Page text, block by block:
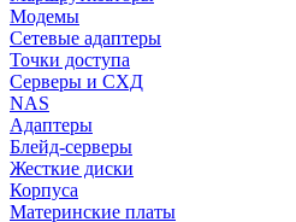
Модемы
Сетевые адаптеры
Точки доступа
Серверы и СХД
NAS
Адаптеры
Блейд-серверы
Жесткие диски
Корпуса
Материнские платы